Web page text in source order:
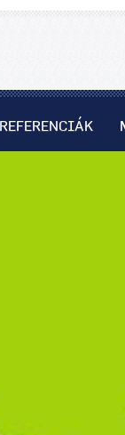
REFERENCIÁK